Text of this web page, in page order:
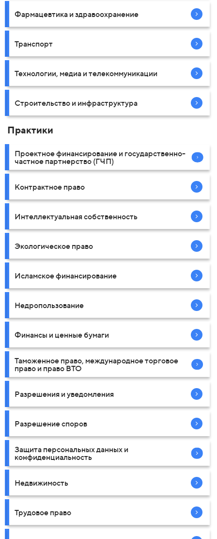
Фармацевтика и здравоохранение
Транспорт
Технологии, медиа и телекоммуникации
Строительство и инфраструктура
Практики
Проектное финансирование и государственно-
частное партнерство (ГЧП)
Контрактное право
Интеллектуальная собственность
Экологическое право
Исламское финансирование
Недропользование
Финансы и ценные бумаги
Таможенное право, международное торговое
право и право ВТО
Разрешения и уведомления
Разрешение споров
Защита персональных данных и
конфиденциальность
Недвижимость
Трудовое право